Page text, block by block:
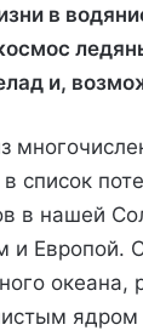
в
и,
список
в нашей
и Европой.
океана,
ядром